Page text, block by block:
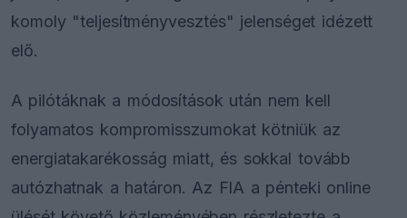
komoly "teljesítményvesztés" jelenséget idézett
elő.
A pilótáknak a módosítások után nem kell
folyamatos kompromisszumokat kötniük az
energiatakarékosság miatt, és sokkal tovább
autózhatnak a határon. Az FIA a pénteki online